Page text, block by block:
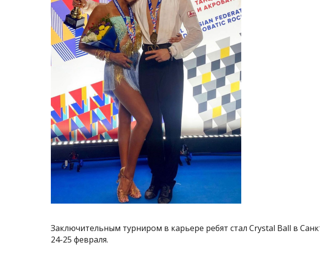
Заключительным турниром в карьере ребят стал Crystal Ball в
24-25 февраля.